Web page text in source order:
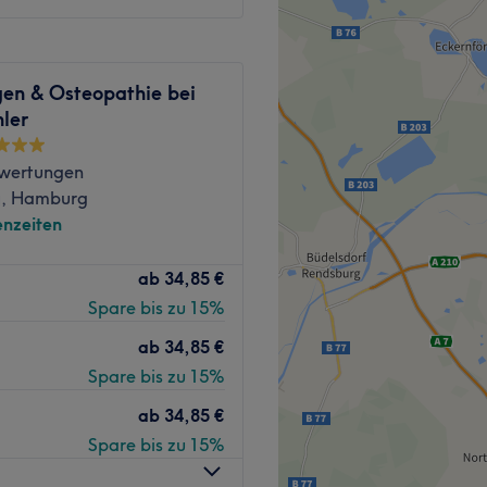
Methoden wird das
dich in den Zustand
versetzen.
Zurück zur Salonansicht
& Balance.
Anna Bitsch bietet
das wissenschaftliche
Schönheitskorrektur
ist Programm: Der
Harmonie und
bringt Anna Bitsch in
Biologin verfügt sie
& Osteopathie bei
Hamburg
ab 34,85 €
Spare bis zu 15%
ab 34,85 €
Spare bis zu 15%
ab 34,85 €
Spare bis zu 15%